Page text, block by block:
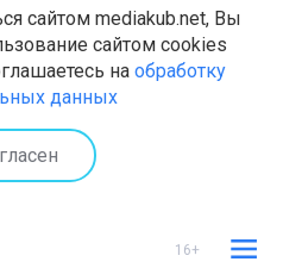
сайтом mediakub.net, Вы
сайтом cookies
на обработку
данных
16+